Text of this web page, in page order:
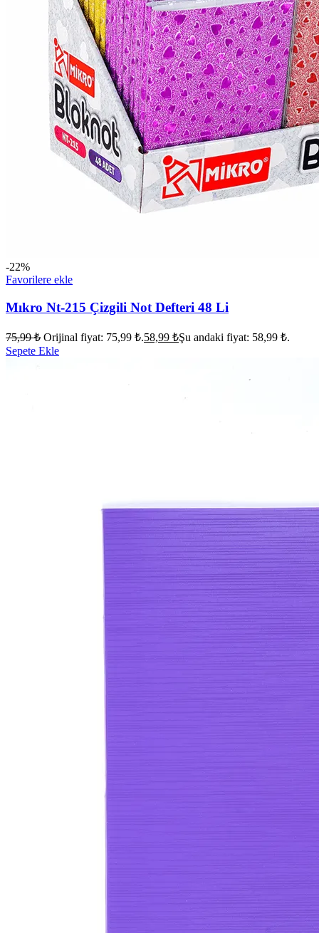
-22%
Favorilere ekle
Mıkro Nt-215 Çizgili Not Defteri 48 Li
75,99₺ Orijinal fiyat: 75,99 ₺.58,99 ₺Şu andaki fiyat: 58,99 ₺.
Sepete Ekle